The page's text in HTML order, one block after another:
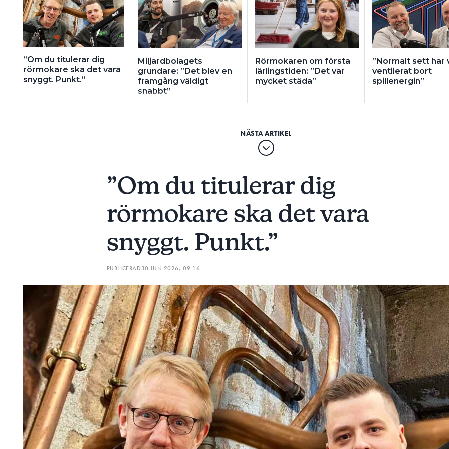
”Om du titulerar dig
rörmokare ska det vara
snyggt. Punkt.”
Miljardbolagets
grundare: ”Det blev en
framgång väldigt
snabbt”
Rörmokaren om första
lärlingstiden: ”Det var
mycket städa”
”Normalt sett har
ventilerat bort
spillenergin”
”Om du titulerar dig
rörmokare ska det vara
snyggt. Punkt.”
PUBLICERAD30 JUN 2026, 09:16